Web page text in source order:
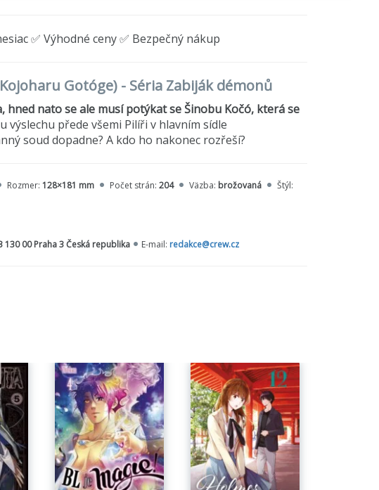
✅ Výhodné ceny ✅ Bezpečný nákup
Gotóge) - Séria Zabiják démonů
nato se ale musí potýkat se Šinobu Kočó, která se
výslechu přede všemi Pilíři v hlavním sídle
soud dopadne? A kdo ho nakonec rozřeší?
Rozmer: 128×181 mm Počet strán: 204 Väzba: brožovaná
Štýl:
130 00 Praha 3 Česká republika E-mail: redakce@crew.cz